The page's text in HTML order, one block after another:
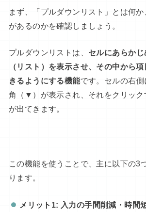
まず、「プルダウンリスト」とは何か
があるのかを確認しましょう。
プルダウンリストは、 セルにあらか
（リスト）を表示させ、その中から
きるようにする機能です。セルの右
角（▼）が表示され、それをクリック
が出てきます。
この機能を使うことで、主に以下の3
ります。
メリット1: 入力の手間削減・時間